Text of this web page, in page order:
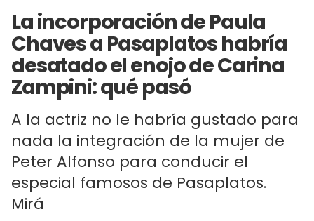
La incorporación de Paula
Chaves a Pasaplatos habría
desatado el enojo de Carina
Zampini: qué pasó
A la actriz no le habría gustado para
nada la integración de la mujer de
Peter Alfonso para conducir el
especial famosos de Pasaplatos.
Mirá